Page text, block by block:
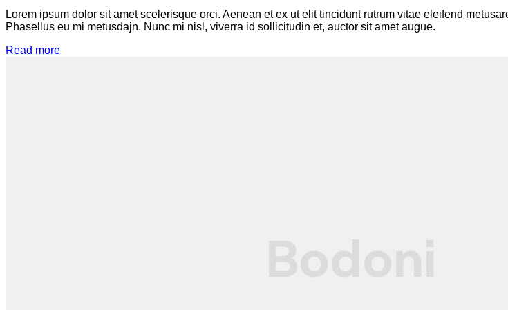
Lorem ipsum dolor sit amet scelerisque orci. Aenean et ex ut elit tincidunt rutrum vitae eleifend
Phasellus eu mi metusdajn. Nunc mi nisl, viverra id sollicitudin et, auctor sit amet augue.
Read more